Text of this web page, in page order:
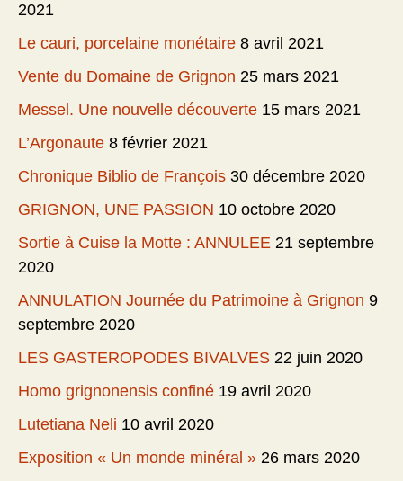
2021
Le cauri, porcelaine monétaire 8 avril 2021
Vente du Domaine de Grignon 25 mars 2021
Messel. Une nouvelle découverte 15 mars 2021
L’Argonaute 8 février 2021
Chronique Biblio de François 30 décembre 2020
GRIGNON, UNE PASSION 10 octobre 2020
Sortie à Cuise la Motte : ANNULEE 21 septembre
2020
ANNULATION Journée du Patrimoine à Grignon 9
septembre 2020
LES GASTEROPODES BIVALVES 22 juin 2020
Homo grignonensis confiné 19 avril 2020
Lutetiana Neli 10 avril 2020
Exposition « Un monde minéral » 26 mars 2020